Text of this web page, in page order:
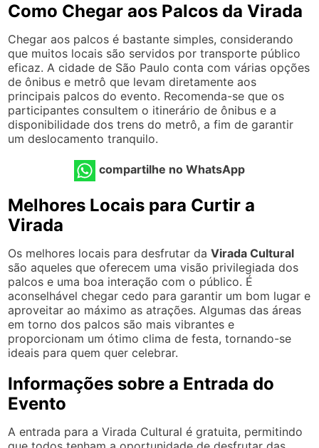
Como Chegar aos Palcos da Virada
Chegar aos palcos é bastante simples, considerando
que muitos locais são servidos por transporte público
eficaz. A cidade de São Paulo conta com várias opções
de ônibus e metrô que levam diretamente aos
principais palcos do evento. Recomenda-se que os
participantes consultem o itinerário de ônibus e a
disponibilidade dos trens do metrô, a fim de garantir
um deslocamento tranquilo.
compartilhe no WhatsApp
Melhores Locais para Curtir a
Virada
Os melhores locais para desfrutar daVirada Cultural
são aqueles que oferecem uma visão privilegiada dos
palcos e uma boa interação com o público. É
aconselhável chegar cedo para garantir um bom lugar e
aproveitar ao máximo as atrações. Algumas das áreas
em torno dos palcos são mais vibrantes e
proporcionam um ótimo clima de festa, tornando-se
ideais para quem quer celebrar.
Informações sobre a Entrada do
Evento
A entrada para a Virada Cultural é gratuita, permitindo